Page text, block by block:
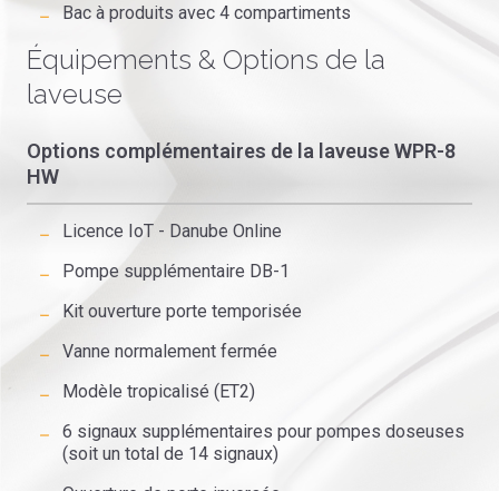
Bac à produits avec 4 compartiments
Équipements & Options de la
laveuse
Options complémentaires de la laveuse WPR-8
HW
Licence IoT - Danube Online
Pompe supplémentaire DB-1
Kit ouverture porte temporisée
Vanne normalement fermée
Modèle tropicalisé (ET2)
6 signaux supplémentaires pour pompes doseuses
(soit un total de 14 signaux)